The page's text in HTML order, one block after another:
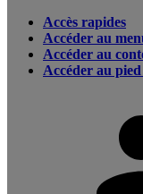
Accès rapides
Accéder au
Accéder au
Accéder au